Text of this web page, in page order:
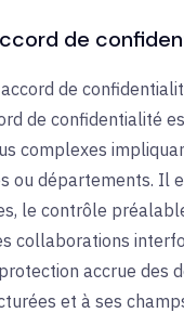
de
de
de confidentialité
complexes
ou départements. Il
le contrôle
collaborations
accrue des
et à ses